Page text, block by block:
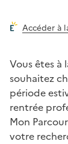
Accéder à
Vous êtes à
souhaitez
période
rentrée
Mon
votre